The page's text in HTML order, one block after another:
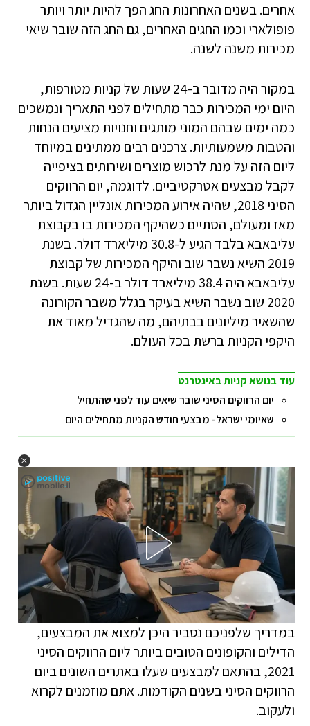
אחרים. בשנים האחרונות החג הפך להיות יותר ויותר
פופולארי וכמו החגים האחרים, גם החג הזה שובר שיאי
מכירות משנה לשנה.
במקור היה מדובר ב-24 שעות של קניות מטורפות,
היום ימי המכירות כבר מתחילים לפני התאריך ונמשכים
כמה ימים שבהם המוני מותגים וחנויות מציעים הנחות
והטבות משמעותיות. צרכנים רבים ממתינים במיוחד
ליום הזה על מנת לרכוש מוצרים ושירותים בציפייה
לקבל מבצעים אטרקטיביים. לדוגמה, יום הרווקים
הסיני 2018, שהיה אירוע המכירות אונליין הגדול ביותר
מאז ומעולם, הסתיים כשהיקף המכירות בו בקבוצת
עליבאבא בלבד הגיע ל-30.8 מיליארד דולר. בשנת
2019 השיא נשבר שוב והיקף המכירות של קבוצת
עליבאבא היה 38.4 מיליארד דולר ב-24 שעות. בשנת
2020 שוב נשבר השיא בעיקר בגלל משבר הקורונה
שהשאיר מיליונים בבתיהם, מה שהגדיל מאוד את
היקפי הקניות ברשת בכל העולם.
עוד בנושא קניות באינטרנט
יום הרווקים הסיני שובר שיאים עוד לפני שהתחיל
שאיומי ישראל- מבצעי חודש הקניות מתחילים היום
במדריך שלפניכם נסביר היכן למצוא את המבצעים,
הדילים והקופונים הטובים ביותר ליום הרווקים הסיני
2021, בהתאם למבצעים שעלו באתרים השונים ביום
הרווקים הסיני בשנים הקודמות. אתם מוזמנים לקרוא
ולעקוב.